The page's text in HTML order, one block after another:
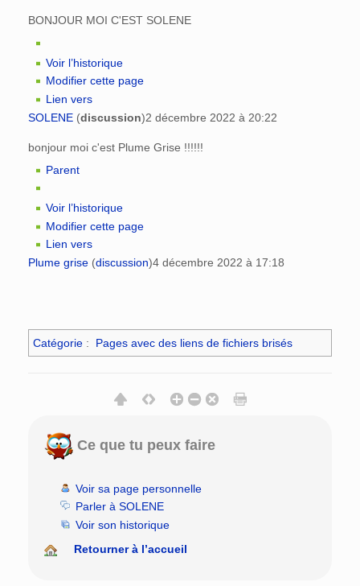
BONJOUR MOI C'EST SOLENE
Voir l’historique
Modifier cette page
Lien vers
SOLENE (discussion)2 décembre 2022 à 20:22
bonjour moi c'est Plume Grise !!!!!!
Parent
Voir l’historique
Modifier cette page
Lien vers
Plume grise (discussion)4 décembre 2022 à 17:18
Catégorie : Pages avec des liens de fichiers brisés
Ce que tu peux faire
Voir sa page personnelle
Parler à SOLENE
Voir son historique
Retourner à l’accueil